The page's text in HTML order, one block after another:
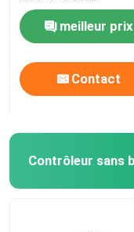
meilleur prix
Contact